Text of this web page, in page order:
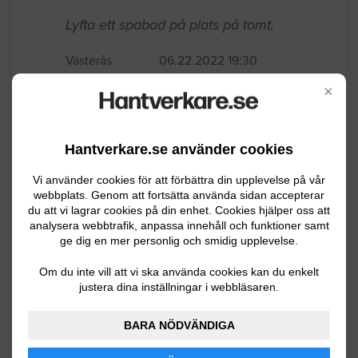
×
Hantverkare.se använder cookies
Vi använder cookies för att förbättra din upplevelse på vår
webbplats. Genom att fortsätta använda sidan accepterar
du att vi lagrar cookies på din enhet. Cookies hjälper oss att
analysera webbtrafik, anpassa innehåll och funktioner samt
ge dig en mer personlig och smidig upplevelse.
Om du inte vill att vi ska använda cookies kan du enkelt
justera dina inställningar i webbläsaren.
BARA NÖDVÄNDIGA
Lyfta ett spabad på plats på tomt.
Västerås 06.22.2022 19:30
Kranbil
på plats i mitten av oktober.
Västerås 09.19.2021 07:14
Kranbil
Jag behöver vrida en friggebod (15m2)
90 grader och flytta den ca 3 meter. Allt
är förberett så att det kan göras med 1